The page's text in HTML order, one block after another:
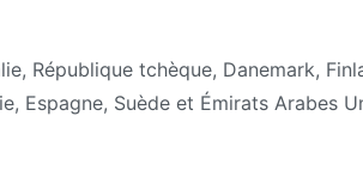
République tchèque, Danemark,
Espagne, Suède et Émirats Arabes